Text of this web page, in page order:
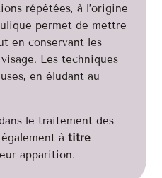
répétées, à l’origine
permet de mettre
en conservant les
Les techniques
en éludant au
le traitement des
également àtitre
apparition.